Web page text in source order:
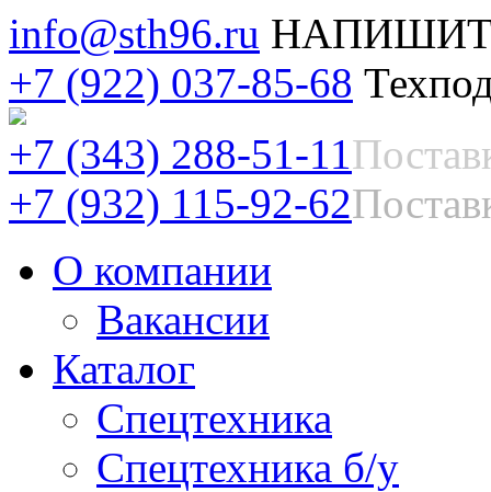
info@sth96.ru
+7 (922) 037-85-68
+7 (343) 288-51-11
+7 (932) 115-92-62
О компании
Вакансии
Каталог
Спецтехника
Спецтехника б/у